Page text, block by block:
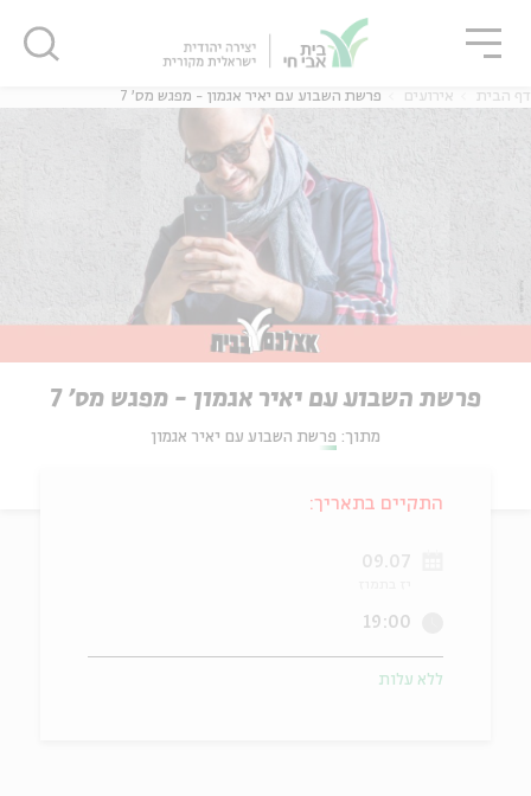
דף הבית אירועים פרשת השבוע עם יאיר אגמון - מפגש מס' 7
פרשת השבוע עם יאיר אגמון - מפגש מס' 7
מתוך: פרשת השבוע עם יאיר אגמון
התקיים בתאריך:
09.07
19:00
ללא עלות
סגור